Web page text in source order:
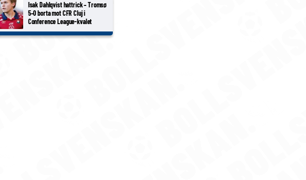
Isak Dahlqvist hattrick – Tromsø
5–0 borta mot CFR Cluj i
Conference League-kvalet